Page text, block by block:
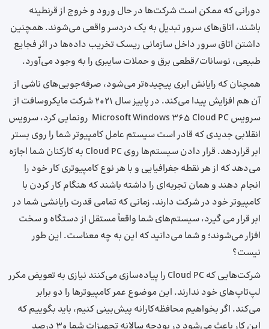
دورانی که ممکن است شرکت‌ها در حال ورود و خروج از قرنطینه
باشند، اتاق‌های سرور تبدیل به یک دردسر واقعی می‌شوند. همچنین
داشتن اتاق سرور داخل سازمانی ریسک تخریب داده‌ها در اثر فجایع
طبیعی، نوسانات/قطعی برق و حملات سایبری را به وجود می‌آورد.
همچنان که رایانش ابری پیچیده‌تر می‌شود، صرفه‌جویی‌های ناشی از
آن هم افزایش پیدا می‌کند. در پاییز سال 2021 شرکت مایکروسافت از
سرویس Microsoft Windows 365 Cloud PC رونمایی کرد، سرویس
انقلابی جدیدی که قادر است سیستم‌ عامل کامپیوتر شما را روی بستر
ابر قرار‌دهد. قرار دادن سیستم‌ها روی Cloud PC به کارکنان شما اجازه
می‌دهد که از هر نقطه جغرافیایی و با هر نوع کامپیوتری کار خود را
انجام دهند و همان تجربه‌ای را داشته باشند که هنگام کار کردن با
کامپیوتر خود در شرکت دارند. زمانی که تمامی قدرت رایانشی شما در
ابر قرار می گیرد، سیستم‌های شما واقعاً مستقل از دستگاه و سخت
افزار می‌شوند؛ و شما می‌دانید که این به چه معناست. این طور
نیست؟
شرکت‌هایی که Cloud PC را پیاده‌سازی می‌کنند نیازی به تعویض مکرر
لپ‌تاپ‌های خود ندارند. این موضوع عمر کامپیوترها را دو برابر
می‌کند. اگر بخواهیم محافظه‌کارانه پیش‌بینی کنیم، باید بگوییم که
این کار باعث می‌شود در بودجه سالانه تجهیزات شما 30 درصد